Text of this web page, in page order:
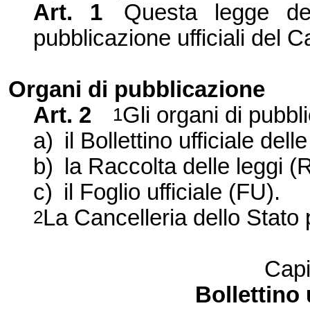
Art. 1
Questa legge
pubblicazione ufficiali del
Organi di pubblicazione
Art. 2
1Gli organi di
a) il Bollettino ufficiale
b)
la Raccoltadelle leggi
c) il Foglio ufficiale (FU).
2La Cancelleriadello Stato
Bollettino